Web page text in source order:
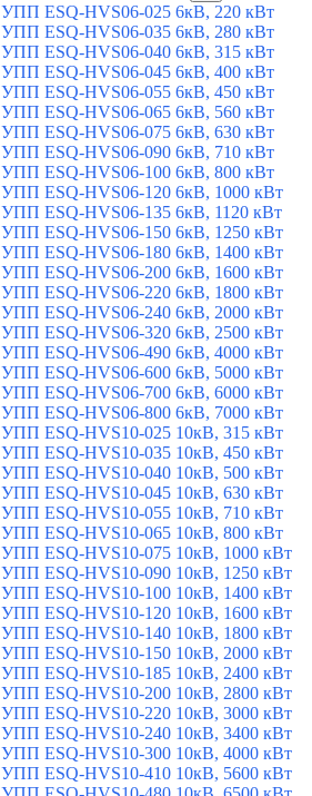
УПП ESQ-HVS06-025 6кВ, 220 кВт
УПП ESQ-HVS06-035 6кВ, 280 кВт
УПП ESQ-HVS06-040 6кВ, 315 кВт
УПП ESQ-HVS06-045 6кВ, 400 кВт
УПП ESQ-HVS06-055 6кВ, 450 кВт
УПП ESQ-HVS06-065 6кВ, 560 кВт
УПП ESQ-HVS06-075 6кВ, 630 кВт
УПП ESQ-HVS06-090 6кВ, 710 кВт
УПП ESQ-HVS06-100 6кВ, 800 кВт
УПП ESQ-HVS06-120 6кВ, 1000 кВт
УПП ESQ-HVS06-135 6кВ, 1120 кВт
УПП ESQ-HVS06-150 6кВ, 1250 кВт
УПП ESQ-HVS06-180 6кВ, 1400 кВт
УПП ESQ-HVS06-200 6кВ, 1600 кВт
УПП ESQ-HVS06-220 6кВ, 1800 кВт
УПП ESQ-HVS06-240 6кВ, 2000 кВт
УПП ESQ-HVS06-320 6кВ, 2500 кВт
УПП ESQ-HVS06-490 6кВ, 4000 кВт
УПП ESQ-HVS06-600 6кВ, 5000 кВт
УПП ESQ-HVS06-700 6кВ, 6000 кВт
УПП ESQ-HVS06-800 6кВ, 7000 кВт
УПП ESQ-HVS10-025 10кВ, 315 кВт
УПП ESQ-HVS10-035 10кВ, 450 кВт
УПП ESQ-HVS10-040 10кВ, 500 кВт
УПП ESQ-HVS10-045 10кВ, 630 кВт
УПП ESQ-HVS10-055 10кВ, 710 кВт
УПП ESQ-HVS10-065 10кВ, 800 кВт
УПП ESQ-HVS10-075 10кВ, 1000 кВт
УПП ESQ-HVS10-090 10кВ, 1250 кВт
УПП ESQ-HVS10-100 10кВ, 1400 кВт
УПП ESQ-HVS10-120 10кВ, 1600 кВт
УПП ESQ-HVS10-140 10кВ, 1800 кВт
УПП ESQ-HVS10-150 10кВ, 2000 кВт
УПП ESQ-HVS10-185 10кВ, 2400 кВт
УПП ESQ-HVS10-200 10кВ, 2800 кВт
УПП ESQ-HVS10-220 10кВ, 3000 кВт
УПП ESQ-HVS10-240 10кВ, 3400 кВт
УПП ESQ-HVS10-300 10кВ, 4000 кВт
УПП ESQ-HVS10-410 10кВ, 5600 кВт